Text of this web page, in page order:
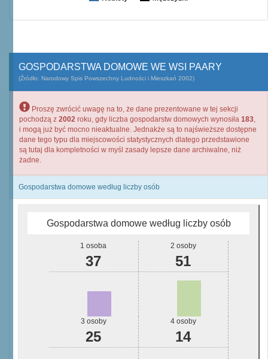
GOSPODARSTWA DOMOWE WE WSI PAARY
(Źródło: Narodowy Spis Powszechny Ludności i Mieszkań 2002)
Proszę zwrócić uwagę na to, że dane prezentowane w tej sekcji
pochodzą z 2002 roku, gdy liczba gospodarstw domowych wynosiła 183,
i mogą już być mocno nieaktualne. Jednakże są to najświeższe dostępne
dane tego typu dla miejscowości statystycznych dlatego przedstawione
są tutaj dla kompletności w myśl zasady lepsze dane archiwalne, niż
żadne.
Gospodarstwa domowe według liczby osób
Gospodarstwa domowe według liczby osób
1 osoba
37
2 osoby
51
3 osoby
25
4 osoby
14